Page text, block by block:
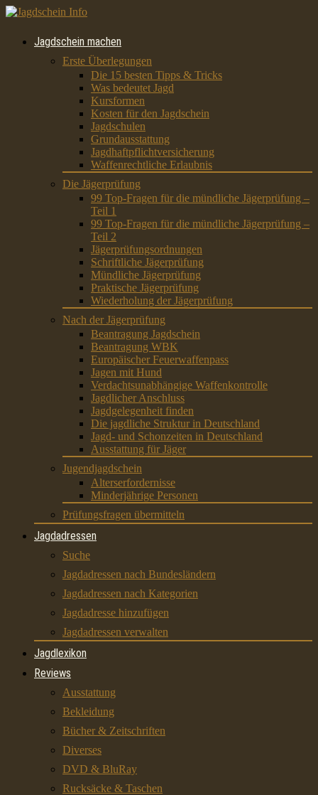
Jagdschein machen
Erste Überlegungen
Die 15 besten Tipps & Tricks
Was bedeutet Jagd
Kursformen
Kosten für den Jagdschein
Jagdschulen
Grundausstattung
Jagdhaftpflichtversicherung
Waffenrechtliche Erlaubnis
Die Jägerprüfung
99 Top-Fragen für die mündliche Jägerprüfung –
Teil 1
99 Top-Fragen für die mündliche Jägerprüfung –
Teil 2
Jägerprüfungsordnungen
Schriftliche Jägerprüfung
Mündliche Jägerprüfung
Praktische Jägerprüfung
Wiederholung der Jägerprüfung
Nach der Jägerprüfung
Beantragung Jagdschein
Beantragung WBK
Europäischer Feuerwaffenpass
Jagen mit Hund
Verdachtsunabhängige Waffenkontrolle
Jagdlicher Anschluss
Jagdgelegenheit finden
Die jagdliche Struktur in Deutschland
Jagd- und Schonzeiten in Deutschland
Ausstattung für Jäger
Jugendjagdschein
Alterserfordernisse
Minderjährige Personen
Prüfungsfragen übermitteln
Jagdadressen
Suche
Jagdadressen nach Bundesländern
Jagdadressen nach Kategorien
Jagdadresse hinzufügen
Jagdadressen verwalten
Jagdlexikon
Reviews
Ausstattung
Bekleidung
Bücher & Zeitschriften
Diverses
DVD & BluRay
Rucksäcke & Taschen